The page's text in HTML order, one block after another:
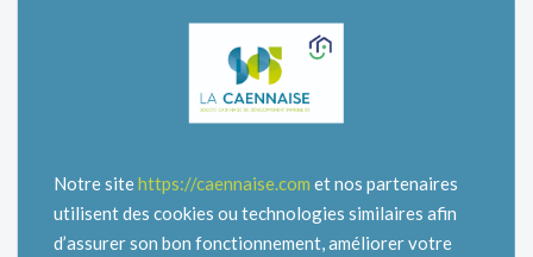
parait essentiel de nous retrouver pour retisser le lien
Nous vous invitons à réfléchir et à nous proposer les
activités que vous souhaiteriez pratiquer et partager
avec les locataires de La Caennaise.
N’ayez pas peur, soyez basic, inventif,
intrépide…
Proposez-nous les activités les plus folles !
Notre sitehttps://caennaise.com et nos partenaires
utilisent des cookies ou technologies similaires afin
d’assurer son bon fonctionnement, améliorer votre